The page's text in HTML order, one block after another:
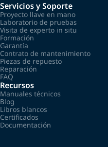
Servicios y Soporte
Proyecto llave en mano
Laboratorio de pruebas
Visita de experto in situ
Formación
Garantía
Contrato de mantenimiento
Piezas de repuesto
Reparación
FAQ
Recursos
Manuales técnicos
Blog
Libros blancos
Certificados
Documentación